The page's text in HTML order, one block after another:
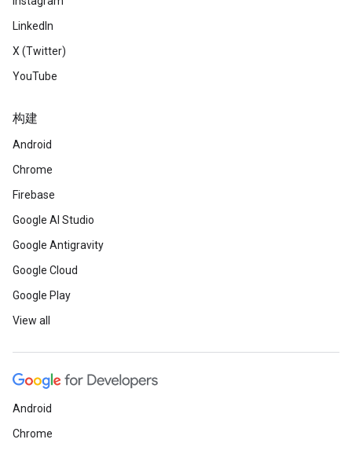
LinkedIn
X (Twitter)
YouTube
构建
Android
Chrome
Firebase
Google AI Studio
Google Antigravity
Google Cloud
Google Play
View all
Android
Chrome